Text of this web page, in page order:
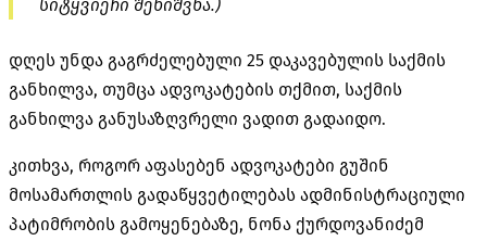
სიტყვიერი შენიშვნა.)
დღეს უნდა გაგრძელებული 25 დაკავებულის საქმის
განხილვა, თუმცა ადვოკატების თქმით, საქმის
განხილვა განუსაზღვრელი ვადით გადაიდო.
კითხვა, როგორ აფასებენ ადვოკატები გუშინ
მოსამართლის გადაწყვეტილებას ადმინისტრაციული
პატიმრობის გამოყენებაზე, ნონა ქურდოვანიძემ